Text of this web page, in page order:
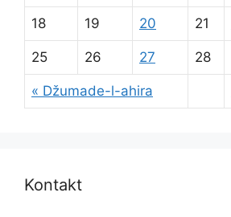
« Džumade-l-ahira
18 19 20 21
25 26 27 28
Kontakt